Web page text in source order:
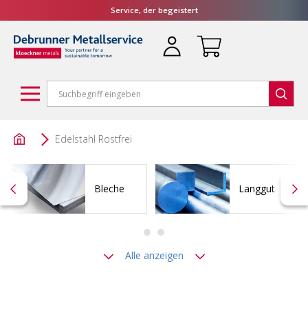
Service, der begeistert
Edelstahl Rostfrei
Bleche Langgut
Alle anzeigen